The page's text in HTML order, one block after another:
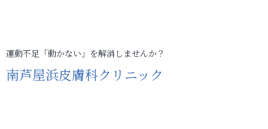
運動不足「動かない」を解消しませんか？
南芦屋浜皮膚科クリニック